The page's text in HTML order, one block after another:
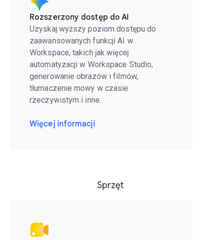
Rozszerzony dostęp do AI
Uzyskaj wyższy poziom dostępu do
zaawansowanych funkcji AI w
Workspace, takich jak więcej
automatyzacji w Workspace Studio,
generowanie obrazów i filmów,
tłumaczenie mowy w czasie
rzeczywistym i inne.
Więcej informacji
Sprzęt